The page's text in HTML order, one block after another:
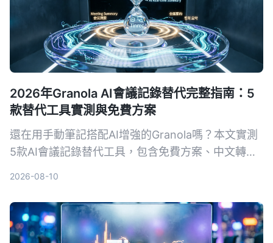
2026年Granola AI會議記錄替代完整指南：5
款替代工具實測與免費方案
還在用手動筆記搭配AI增強的Granola嗎？本文實測
5款AI會議記錄替代工具，包含免費方案、中文轉寫
2026-08-10